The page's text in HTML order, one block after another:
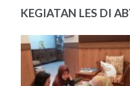
KEGIATAN LES DI